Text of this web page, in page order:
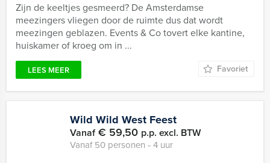
Zijn de keeltjes gesmeerd? De Amsterdamse
meezingers vliegen door de ruimte dus dat wordt
meezingen geblazen. Events & Co tovert elke kantine,
huiskamer of kroeg om in ...
LEES MEER Favoriet
Wild Wild West Feest
Vanaf€ 59,50 p.p. excl. BTW
Vanaf 50 personen ‐ 4 uur